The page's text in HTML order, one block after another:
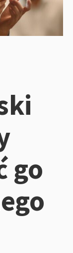
go